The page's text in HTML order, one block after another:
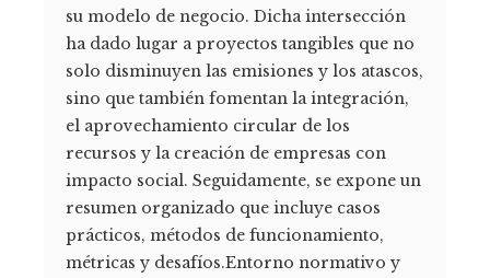
su modelo de negocio. Dicha intersección
ha dado lugar a proyectos tangibles que no
solo disminuyen las emisiones y los atascos,
sino que también fomentan la integración,
el aprovechamiento circular de los
recursos y la creación de empresas con
impacto social. Seguidamente, se expone un
resumen organizado que incluye casos
prácticos, métodos de funcionamiento,
métricas y desafíos.Entorno normativo y